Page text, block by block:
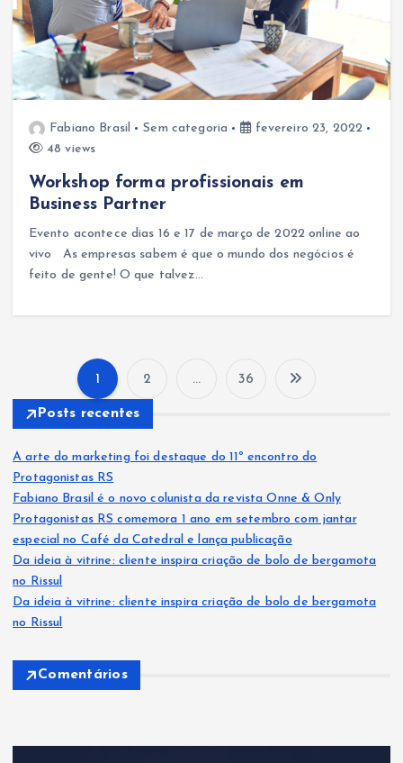
Fabiano Brasil Sem categoria
fevereiro 23, 2022
48 views
Workshop forma profissionais em
Business Partner
Evento acontece dias 16 e 17 de março de 2022 online ao
vivo As empresas sabem é que o mundo dos negócios é
feito de gente! O que talvez…
a
v
e
g
o
1 2 … 36
Posts recentes
A arte do marketing foi destaque do 11º encontro do
Protagonistas RS
Fabiano Brasil é o novo colunista da revista Onne & Only
Protagonistas RS comemora 1 ano em setembro com jantar
especial no Café da Catedral e lança publicação
Da ideia à vitrine: cliente inspira criação de bolo de bergamota
no Rissul
Da ideia à vitrine: cliente inspira criação de bolo de bergamota
no Rissul
Comentários